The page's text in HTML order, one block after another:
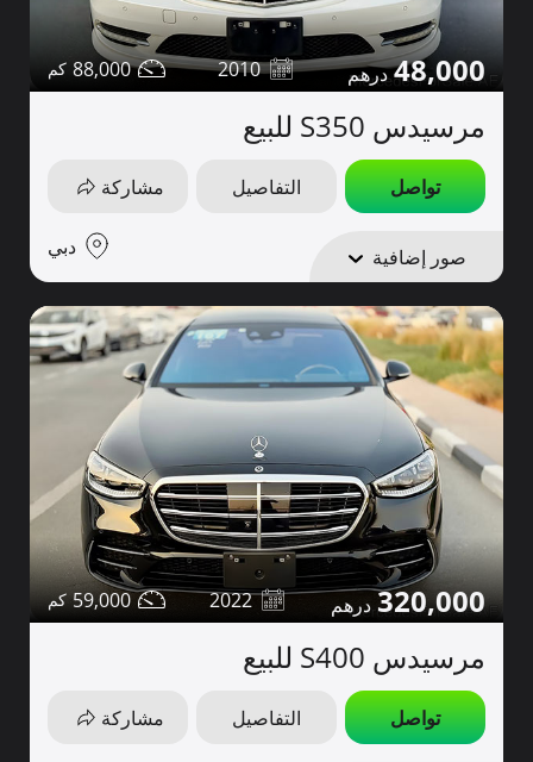
48,000
2010
88,000
مرسيدس S350 للبيع
تواصل التفاصيل مشاركة
صور إضافية دبي
320,000
2022
59,000
مرسيدس S400 للبيع
تواصل التفاصيل مشاركة